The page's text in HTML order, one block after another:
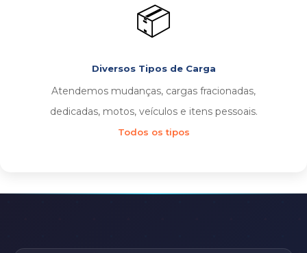
📦
Diversos Tipos de Carga
Atendemos mudanças, cargas fracionadas,
dedicadas, motos, veículos e itens pessoais.
Todos os tipos